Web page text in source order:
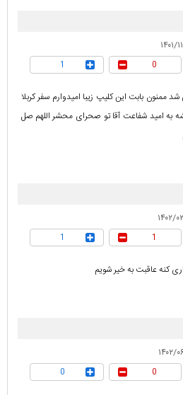
0
1
بابت این کلیپ زیبا امیدوارم سفر کربلا
به امید شفاعت آقا تو صحرای محشر اللهم صل
1
1
کنه عاقبت به خیر شویم
0
0